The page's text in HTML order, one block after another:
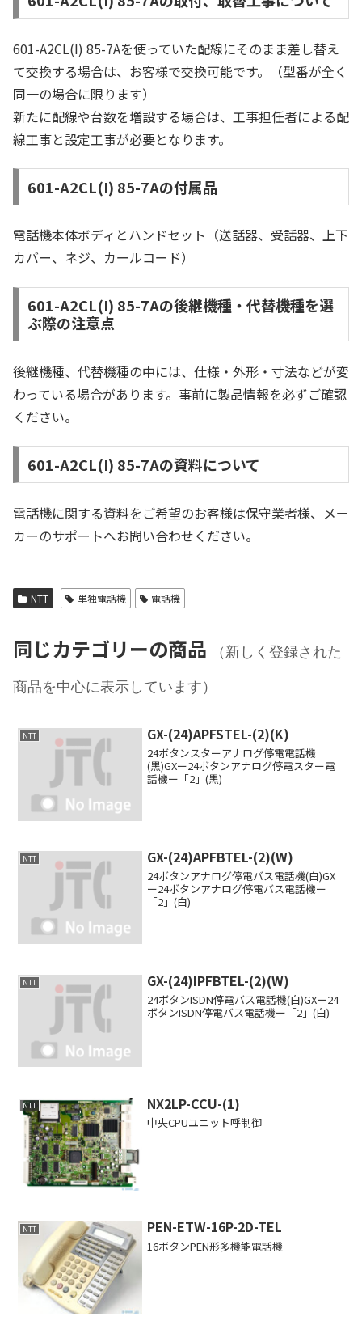
601-A2CL(I) 85-7Aを使っていた配線にそのまま差し替え
て交換する場合は、お客様で交換可能です。（型番が全く
同一の場合に限ります）
新たに配線や台数を増設する場合は、工事担任者による配
線工事と設定工事が必要となります。
601-A2CL(I) 85-7Aの付属品
電話機本体ボディとハンドセット（送話器、受話器、上下
カバー、ネジ、カールコード）
601-A2CL(I) 85-7Aの後継機種・代替機種を選
ぶ際の注意点
後継機種、代替機種の中には、仕様・外形・寸法などが変
わっている場合があります。事前に製品情報を必ずご確認
ください。
601-A2CL(I) 85-7Aの資料について
電話機に関する資料をご希望のお客様は保守業者様、メー
カーのサポートへお問い合わせください。
NTT 単独電話機 電話機
同じカテゴリーの商品
（新しく登録された
商品を中心に表示しています）
NTT GX-(24)APFSTEL-(2)(K)
24ボタンスターアナログ停電電話機
(黒)GXー24ボタンアナログ停電スター電
話機ー「2」(黒)
NTT GX-(24)APFBTEL-(2)(W)
24ボタンアナログ停電バス電話機(白)GX
ー24ボタンアナログ停電バス電話機ー
「2」(白)
NTT GX-(24)IPFBTEL-(2)(W)
24ボタンISDN停電バス電話機(白)GXー24
ボタンISDN停電バス電話機ー「2」(白)
NTT NX2LP-CCU-(1)
中央CPUユニット呼制御
NTT PEN-ETW-16P-2D-TEL
16ボタンPEN形多機能電話機